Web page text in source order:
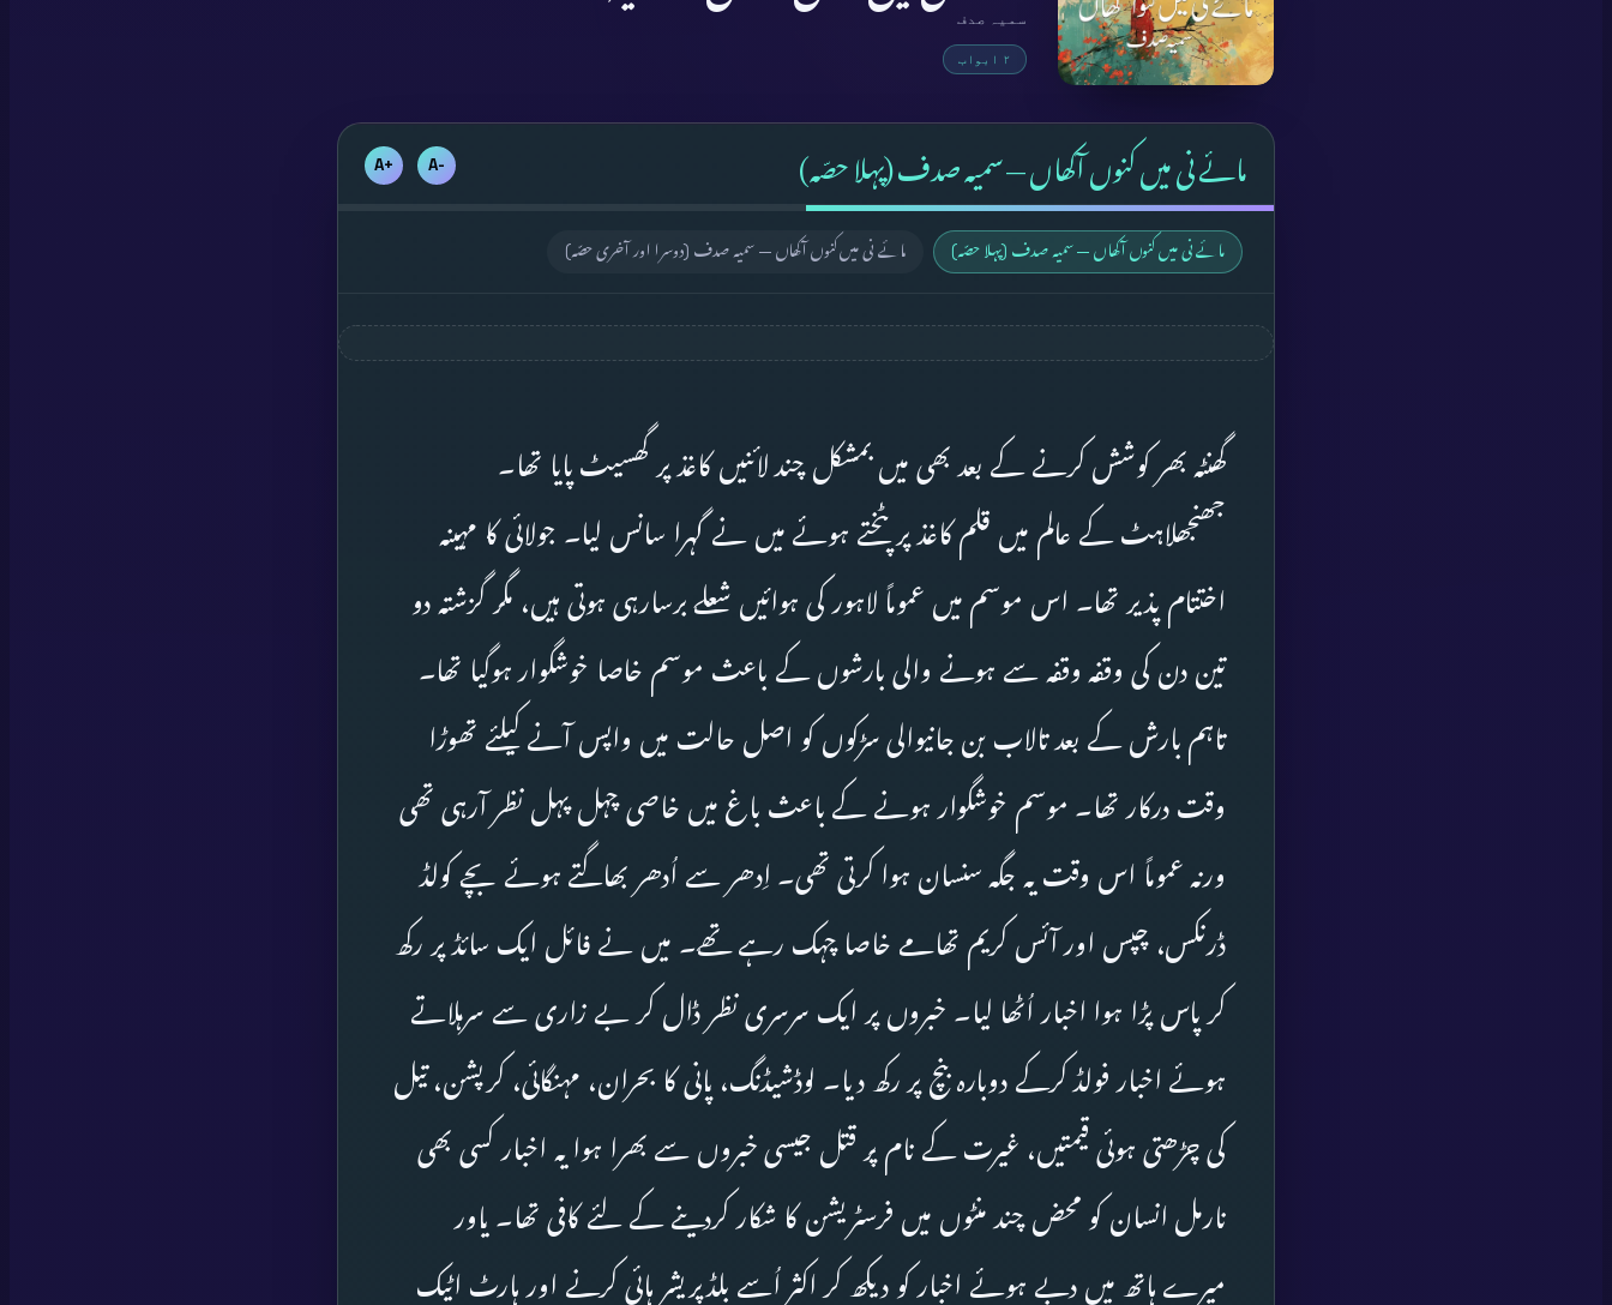
سمیہ صدف
۲ ابواب
مائے نی میں کنوں آکھاں — سمیہ صدف (پہلا حصّہ) -A
+A
مائے نی میں کنوں آکھاں — سمیہ صدف (پہلا حصّہ) مائے نی میں کنوں آکھاں — سمیہ صدف (دوسرا اور آخری حصّہ)
گھنٹہ بھر کوشش کرنے کے بعد بھی میں بمشکل چند لائنیں کاغذ پر گھسیٹ پایا تھا۔
جھنجھلاہٹ کے عالم میں قلم کاغذ پر پٹختے ہوئے میں نے گہرا سانس لیا۔ جولائی کا مہینہ
اختتام پذیر تھا۔ اس موسم میں عموماً لاہور کی ہوائیں شعلے برسارہی ہوتی ہیں، مگر گزشتہ دو
تین دن کی وقفہ وقفہ سے ہونے والی بارشوں کے باعث موسم خاصا خوشگوار ہوگیا تھا۔
تاہم بارش کے بعد تالاب بن جانیوالی سڑکوں کو اصل حالت میں واپس آنے کیلئے تھوڑا
وقت درکار تھا۔ موسم خوشگوار ہونے کے باعث باغ میں خاصی چہل پہل نظر آرہی تھی
ورنہ عموماً اس وقت یہ جگہ سنسان ہوا کرتی تھی۔ اِدھر سے اُدھر بھاگتے ہوئے بچے کولڈ
ڈرنکس، چپس اور آئس کریم تھامے خاصا چہک رہے تھے۔ میں نے فائل ایک سائڈ پر رکھ
کر پاس پڑا ہوا اخبار اُٹھا لیا۔ خبروں پر ایک سرسری نظر ڈال کر بے زاری سے سرہلاتے
ہوئے اخبار فولڈ کرکے دوبارہ بنچ پر رکھ دیا۔ لوڈشیڈنگ، پانی کا بحران، مہنگائی، کرپشن، تیل
کی چڑھتی ہوئی قیمتیں، غیرت کے نام پر قتل جیسی خبروں سے بھرا ہوا یہ اخبار کسی بھی
نارمل انسان کو محض چند منٹوں میں فرسٹریشن کا شکار کردینے کے لئے کافی تھا۔ یاور
میرے ہاتھ میں دبے ہوئے اخبار کو دیکھ کر اکثر اُسے بلڈپریشر ہائی کرنے اور ہارٹ اٹیک